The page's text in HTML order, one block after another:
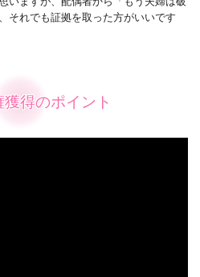
それでも証拠を取った方がいいです
得のポイント